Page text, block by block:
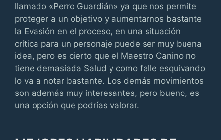
llamado «Perro Guardián» ya que nos permite
proteger a un objetivo y aumentarnos bastante
la Evasión en el proceso, en una situación
crítica para un personaje puede ser muy buena
idea, pero es cierto que el Maestro Canino no
tiene demasiada Salud y como falle esquivando
lo va a notar bastante. Los demás movimientos
son además muy interesantes, pero bueno, es
una opción que podrías valorar.